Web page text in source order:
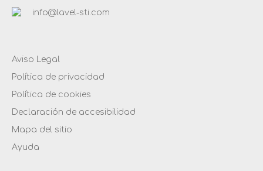
info@lavel-sti.com
Aviso Legal
Política de privacidad
Política de cookies
Declaración de accesibilidad
Mapa del sitio
Ayuda